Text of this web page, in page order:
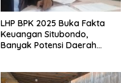
LHP BPK 2025 Buka Fakta
Keuangan Situbondo,
Banyak Potensi Daerah